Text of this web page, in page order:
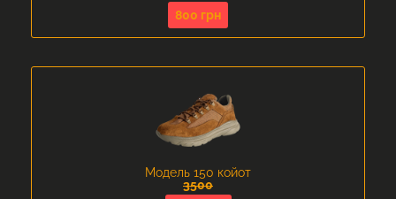
800 грн
Модель 150 койот
3500